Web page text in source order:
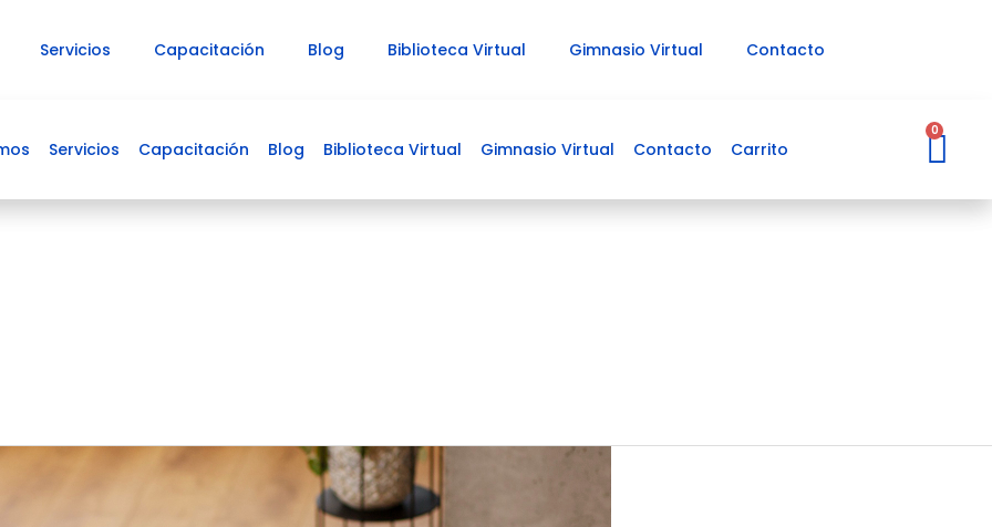
Servicios Capacitación Blog Biblioteca Virtual Gimnasio Virtual Contacto
Carrito
Servicios Capacitación Blog Biblioteca Virtual Gimnasio Virtual Contacto Carrito
0